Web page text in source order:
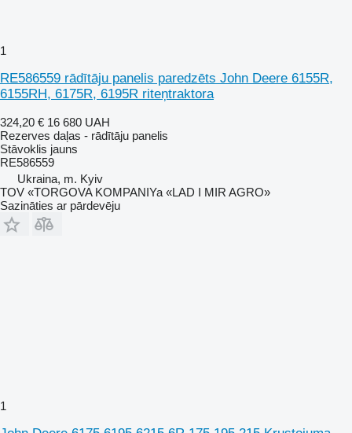
1
RE586559 rādītāju panelis paredzēts John Deere 6155R,
6155RH, 6175R, 6195R riteņtraktora
324,20 € 16 680 UAH
Rezerves daļas - rādītāju panelis
Stāvoklis jauns
RE586559
Ukraina, m. Kyiv
TOV «TORGOVA KOMPANIYa «LAD I MIR AGRO»
Sazināties ar pārdevēju
1